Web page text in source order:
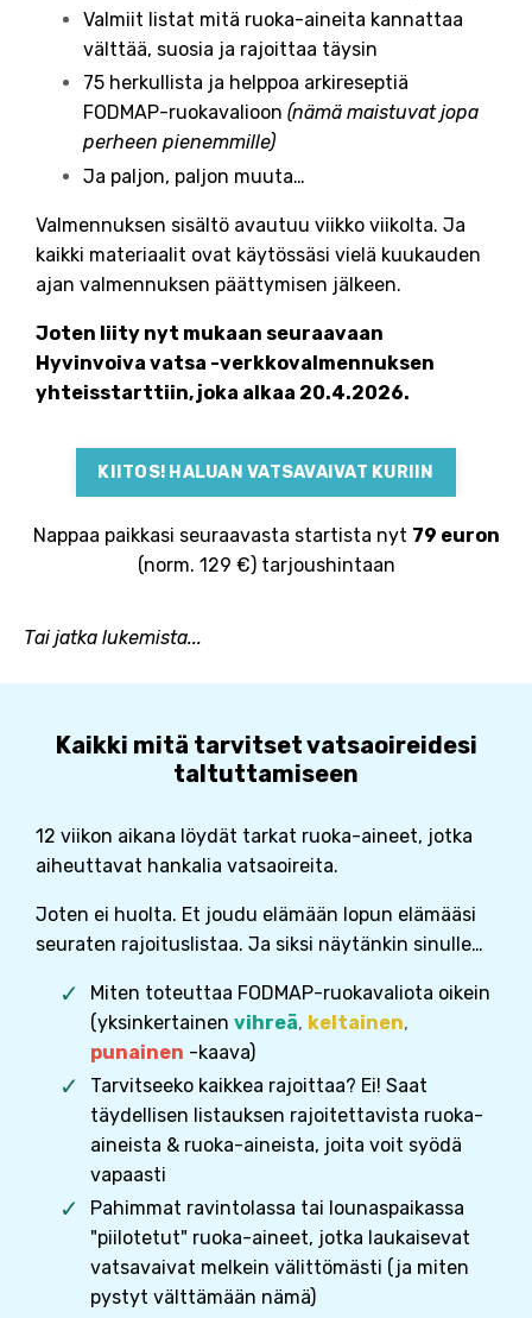
Valmiit listat mitä ruoka-aineita kannattaa
välttää, suosia ja rajoittaa täysin
75 herkullista ja helppoa arkireseptiä
FODMAP-ruokavalioon (nämä maistuvat jopa
perheen pienemmille)
Ja paljon, paljon muuta…
Valmennuksen sisältö avautuu viikko viikolta. Ja
kaikki materiaalit ovat käytössäsi vielä kuukauden
ajan valmennuksen päättymisen jälkeen.
Joten liity nyt mukaan seuraavaan
Hyvinvoiva vatsa -verkkovalmennuksen
yhteisstarttiin, joka alkaa 20.4.2026.
KIITOS! HALUAN VATSAVAIVAT KURIIN
Nappaa paikkasi seuraavasta startista nyt 79 euron
(norm. 129 €) tarjoushintaan
Tai jatka lukemista...
Kaikki mitä tarvitset vatsaoireidesi
taltuttamiseen
12 viikon aikana löydät tarkat ruoka-aineet, jotka
aiheuttavat hankalia vatsaoireita.
Joten ei huolta. Et joudu elämään lopun elämääsi
seuraten rajoituslistaa. Ja siksi näytänkin sinulle…
Miten toteuttaa FODMAP-ruokavaliota oikein
(yksinkertainen vihreä, keltainen,
punainen -kaava)
Tarvitseeko kaikkea rajoittaa? Ei! Saat
täydellisen listauksen rajoitettavista ruoka-
aineista & ruoka-aineista, joita voit syödä
vapaasti
Pahimmat ravintolassa tai lounaspaikassa
"piilotetut" ruoka-aineet, jotka laukaisevat
vatsavaivat melkein välittömästi (ja miten
pystyt välttämään nämä)